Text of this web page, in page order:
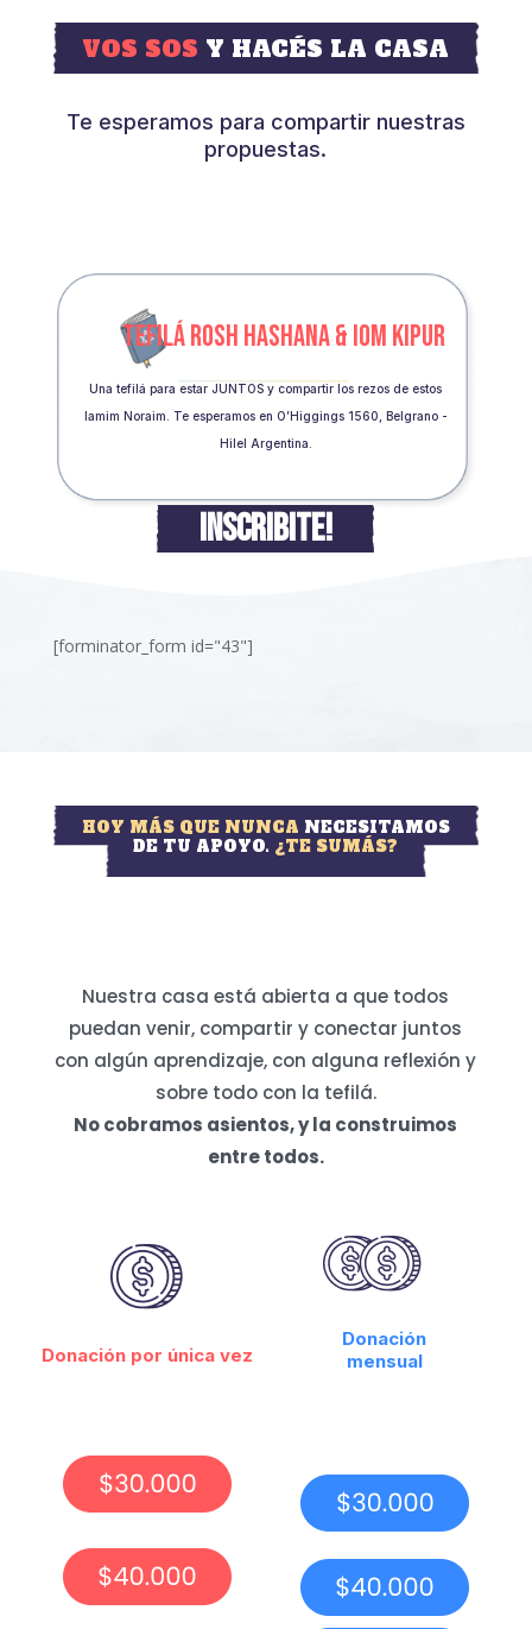
VOS SOS Y HACÉS LA CASA
Te esperamos para compartir nuestras
propuestas.
TEFILÁ ROSH HASHANA & IOM KIPUR
Una tefilá para estar JUNTOS y compartir los rezos de estos
Iamim Noraim. Te esperamos en O’Higgings 1560, Belgrano -
Hilel Argentina.
INSCRIBITE!
[forminator_form id="43"]
HOY MÁS QUE NUNCA NECESITAMOS
DE TU APOYO. ¿TE SUMÁS?
Nuestra casa está abierta a que todos
puedan venir, compartir y conectar juntos
con algún aprendizaje, con alguna reflexión y
sobre todo con la tefilá.
No cobramos asientos, y la construimos
entre todos.
Donación por única vez
Donación
mensual